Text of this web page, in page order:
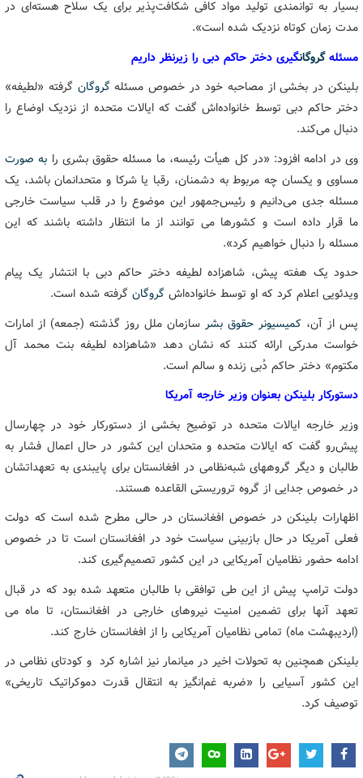
بسیار به توانمندی تولید مواد کافی شکافت‌پذیر برای یک سلاح هسته‌ای در
مدت زمان کوتاه نزدیک شده است».
مسئلهگروگانگیری دختر حاکم دبی را زیرنظر داریم
بلینکن در بخشی از مصاحبه خود در خصوص مسئله گروگان گرفته «لطیفه»
دختر حاکم دبی توسط خانواده‌اش گفت که ایالات متحده از نزدیک اوضاع را
دنبال می‌کند.
وی در ادامه افزود: «در کل هیأت رئیسه، ما مسئله حقوق بشری را به صورت
مساوی و یکسان چه مربوط به دشمنان، رقبا یا شرکا و متحدانمان باشد، یک
مسئله جدی می‌دانیم و رئیس‌جمهور این موضوع را در قلب سیاست خارجی
ما قرار داده است و کشورها می توانند از ما انتظار داشته باشند که این
مسئله را دنبال خواهیم کرد».
حدود یک هفته پیش، شاهزاده لطیفه دختر حاکم دبی با انتشار یک پیام
ویدئویی اعلام کرد که او توسط خانواده‌اش گروگان گرفته شده است.
پس از آن، کمیسیونر حقوق بشر سازمان ملل روز گذشته (جمعه) از امارات
خواست مدرکی ارائه کنند که نشان دهد «شاهزاده لطیفه بنت محمد آل
مکتوم» دختر حاکم دُبی زنده و سالم است.
دستورکار بلینکن بعنوان وزیر خارجه آمریکا
وزیر خارجه ایالات متحده در توضیح بخشی از دستورکار خود در چهارسال
پیش‌رو گفت که ایالات متحده و متحدان این کشور در حال اعمال فشار به
طالبان و دیگر گروههای شبه‌نظامی در افغانستان برای پایبندی به تعهداتشان
در خصوص جدایی از گروه تروریستی القاعده هستند.
اظهارات بلینکن در خصوص افغانستان در حالی مطرح شده است که دولت
فعلی آمریکا در حال بازبینی سیاست خود در افغانستان است تا در خصوص
ادامه حضور نظامیان آمریکایی در این کشور تصمیم‌گیری کند.
دولت ترامپ پیش از این طی توافقی با طالبان متعهد شده بود که در قبال
تعهد آنها برای تضمین امنیت نیروهای خارجی در افغانستان، تا ماه می
(اردیبهشت‌ ماه) تمامی نظامیان آمریکایی را از افغانستان خارج کند.
بلینکن همچنین به تحولات اخیر در میانمار نیز اشاره کرد و کودتای نظامی در
این کشور آسیایی را «ضربه غم‌انگیز به انتقال قدرت دموکراتیک تاریخی»
توصیف کرد.